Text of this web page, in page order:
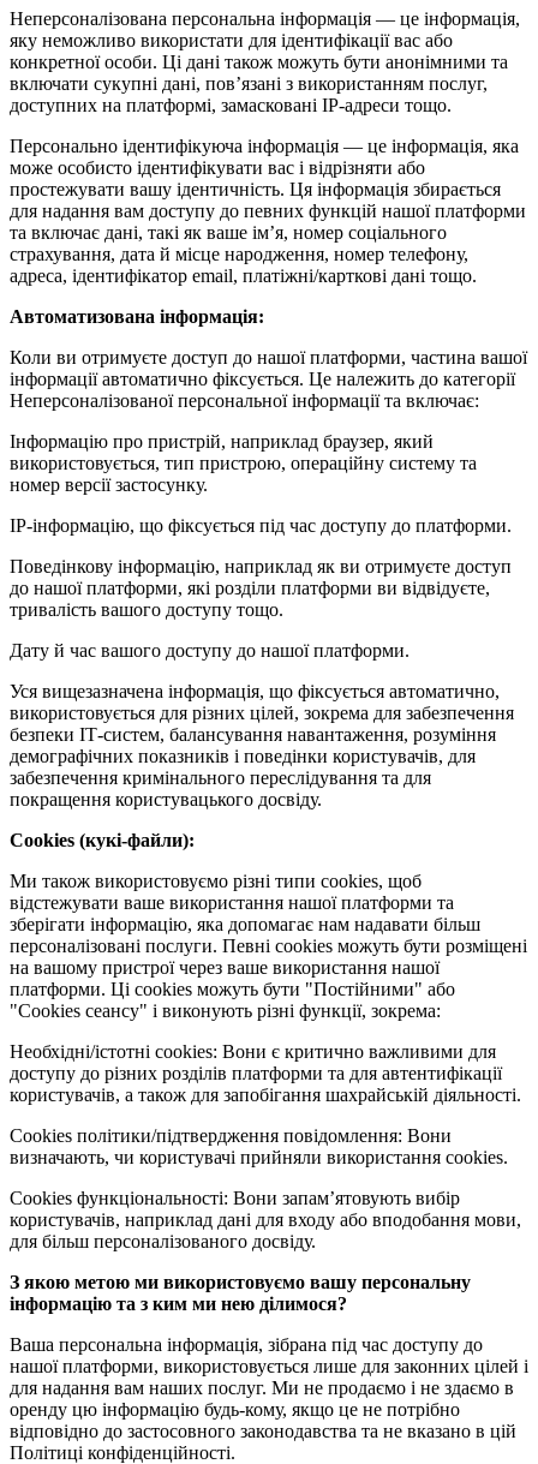
Неперсоналізована персональна інформація — це інформація,
яку неможливо використати для ідентифікації вас або
конкретної особи. Ці дані також можуть бути анонімними та
включати сукупні дані, пов’язані з використанням послуг,
доступних на платформі, замасковані IP-адреси тощо.
Персонально ідентифікуюча інформація — це інформація, яка
може особисто ідентифікувати вас і відрізняти або
простежувати вашу ідентичність. Ця інформація збирається
для надання вам доступу до певних функцій нашої платформи
та включає дані, такі як ваше ім’я, номер соціального
страхування, дата й місце народження, номер телефону,
адреса, ідентифікатор email, платіжні/карткові дані тощо.
Автоматизована інформація:
Коли ви отримуєте доступ до нашої платформи, частина вашої
інформації автоматично фіксується. Це належить до категорії
Неперсоналізованої персональної інформації та включає:
Інформацію про пристрій, наприклад браузер, який
використовується, тип пристрою, операційну систему та
номер версії застосунку.
IP-інформацію, що фіксується під час доступу до платформи.
Поведінкову інформацію, наприклад як ви отримуєте доступ
до нашої платформи, які розділи платформи ви відвідуєте,
тривалість вашого доступу тощо.
Дату й час вашого доступу до нашої платформи.
Уся вищезазначена інформація, що фіксується автоматично,
використовується для різних цілей, зокрема для забезпечення
безпеки ІТ-систем, балансування навантаження, розуміння
демографічних показників і поведінки користувачів, для
забезпечення кримінального переслідування та для
покращення користувацького досвіду.
Cookies (кукі-файли):
Ми також використовуємо різні типи cookies, щоб
відстежувати ваше використання нашої платформи та
зберігати інформацію, яка допомагає нам надавати більш
персоналізовані послуги. Певні cookies можуть бути розміщені
на вашому пристрої через ваше використання нашої
платформи. Ці cookies можуть бути "Постійними" або
"Cookies сеансу" і виконують різні функції, зокрема:
Необхідні/істотні cookies: Вони є критично важливими для
доступу до різних розділів платформи та для автентифікації
користувачів, а також для запобігання шахрайській діяльності.
Cookies політики/підтвердження повідомлення: Вони
визначають, чи користувачі прийняли використання cookies.
Cookies функціональності: Вони запам’ятовують вибір
користувачів, наприклад дані для входу або вподобання мови,
для більш персоналізованого досвіду.
З якою метою ми використовуємо вашу персональну
інформацію та з ким ми нею ділимося?
Ваша персональна інформація, зібрана під час доступу до
нашої платформи, використовується лише для законних цілей і
для надання вам наших послуг. Ми не продаємо і не здаємо в
оренду цю інформацію будь-кому, якщо це не потрібно
відповідно до застосовного законодавства та не вказано в цій
Політиці конфіденційності.